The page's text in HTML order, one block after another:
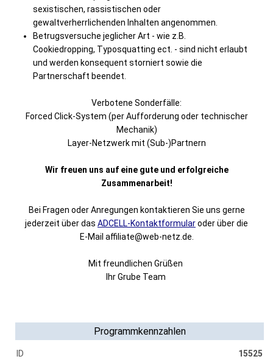
sexistischen, rassistischen oder
gewaltverherrlichenden Inhalten angenommen.
Betrugsversuche jeglicher Art - wie z.B.
Cookiedropping, Typosquatting ect. - sind nicht erlaubt
und werden konsequent storniert sowie die
Partnerschaft beendet.
Verbotene Sonderfälle:
Forced Click-System (per Aufforderung oder technischer
Mechanik)
Layer-Netzwerk mit (Sub-)Partnern
Wir freuen uns auf eine gute und erfolgreiche
Zusammenarbeit!
Bei Fragen oder Anregungen kontaktieren Sie uns gerne
jederzeit über das ADCELL-Kontaktformularoder über die
E-Mail affiliate@web-netz.de.
Mit freundlichen Grüßen
Ihr Grube Team
Programmkennzahlen
ID
15525